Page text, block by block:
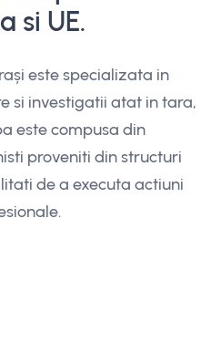
si UE.
este specializata in
si investigatii atat in tara,
este compusa din
proveniti din structuri
de a executa actiuni